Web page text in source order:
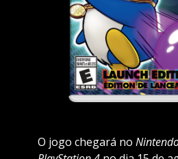
O jogo chegará no